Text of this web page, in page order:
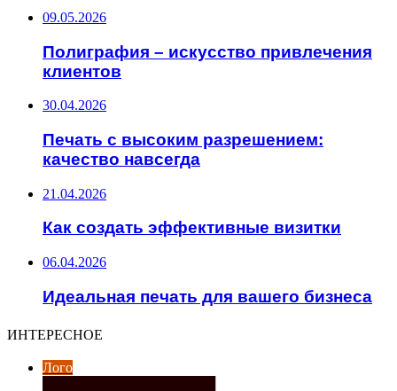
09.05.2026
Полиграфия – искусство привлечения
клиентов
30.04.2026
Печать с высоким разрешением:
качество навсегда
21.04.2026
Как создать эффективные визитки
06.04.2026
Идеальная печать для вашего бизнеса
ИНТЕРЕСНОЕ
Лого